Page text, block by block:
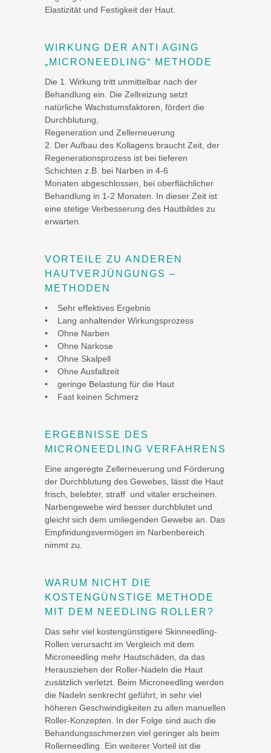
Elastizität und Festigkeit der Haut.
WIRKUNG DER ANTI AGING
„MICRONEEDLING“ METHODE
Die 1. Wirkung tritt unmittelbar nach der
Behandlung ein. Die Zellreizung setzt
natürliche Wachstumsfaktoren, fördert die
Durchblutung,
Regeneration und Zellerneuerung
2. Der Aufbau des Kollagens braucht Zeit, der
Regenerationsprozess ist bei tieferen
Schichten z.B. bei Narben in 4-6
Monaten abgeschlossen, bei oberflächlicher
Behandlung in 1-2 Monaten. In dieser Zeit ist
eine stetige Verbesserung des Hautbildes zu
erwarten.
VORTEILE ZU ANDEREN
HAUTVERJÜNGUNGS –
METHODEN
• Sehr effektives Ergebnis
• Lang anhaltender Wirkungsprozess
• Ohne Narben
• Ohne Narkose
• Ohne Skalpell
• Ohne Ausfallzeit
• geringe Belastung für die Haut
• Fast keinen Schmerz
ERGEBNISSE DES
MICRONEEDLING VERFAHRENS
Eine angeregte Zellerneuerung und Förderung
der Durchblutung des Gewebes, lässt die Haut
frisch, belebter, straff und vitaler erscheinen.
Narbengewebe wird besser durchblutet und
gleicht sich dem umliegenden Gewebe an. Das
Empfindungsvermögen im Narbenbereich
nimmt zu.
WARUM NICHT DIE
KOSTENGÜNSTIGE METHODE
MIT DEM NEEDLING ROLLER?
Das sehr viel kostengünstigere Skinneedling-
Rollen verursacht im Vergleich mit dem
Microneedling mehr Hautschäden, da das
Herausziehen der Roller-Nadeln die Haut
zusätzlich verletzt. Beim Microneedling werden
die Nadeln senkrecht geführt, in sehr viel
höheren Geschwindigkeiten zu allen manuellen
Roller-Konzepten. In der Folge sind auch die
Behandungsschmerzen viel geringer als beim
Rollerneedling. Ein weiterer Vorteil ist die